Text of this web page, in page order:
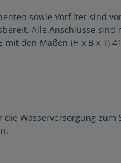
sowie Vorfilter sind
Alle Anschlüsse
den Maßen (H x B x T)
Wasserversorgung zum